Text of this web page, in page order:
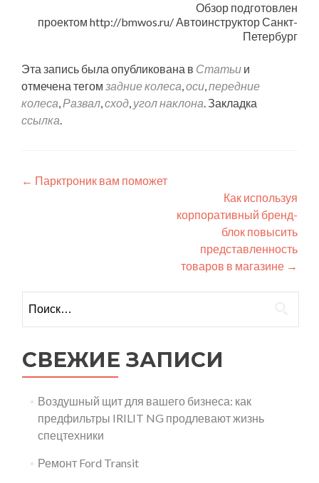
Обзор подготовлен
проектом http://bmwos.ru/ Автоинструктор Санкт-
Петербург
Эта запись была опубликована в Статьи и
отмечена тегом задние колеса,оси,передние
колеса,Развал,сход, угол наклона. Закладка
ссылка.
Навигация
← Парктроник вам поможет
Как используя
корпоративный бренд-
блок повысить
представленность
товаров в магазине →
СВЕЖИЕ ЗАПИСИ
Воздушный щит для вашего бизнеса: как
предфильтры IRILIT NG продлевают жизнь
спецтехники
Ремонт Ford Transit